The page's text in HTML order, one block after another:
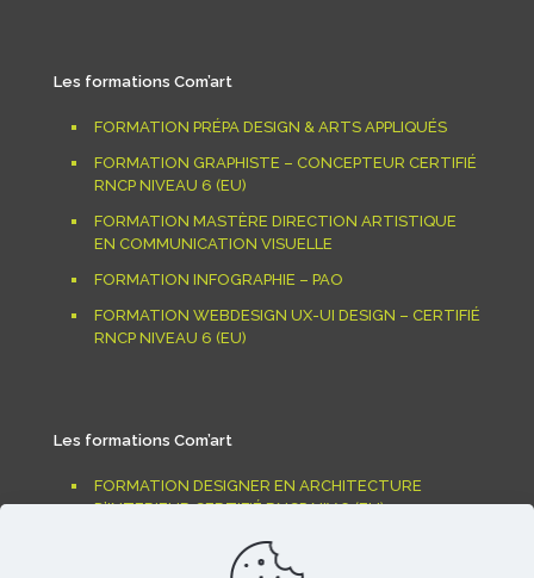
Les formations Com’art
FORMATION PRÉPA DESIGN & ARTS APPLIQUÉS
FORMATION GRAPHISTE – CONCEPTEUR CERTIFIÉ
RNCP NIVEAU 6 (EU)
FORMATION MASTÈRE DIRECTION ARTISTIQUE
EN COMMUNICATION VISUELLE
FORMATION INFOGRAPHIE – PAO
FORMATION WEBDESIGN UX-UI DESIGN – CERTIFIÉ
RNCP NIVEAU 6 (EU)
Les formations Com’art
FORMATION DESIGNER EN ARCHITECTURE
D’INTERIEUR CERTIFIÉ RNCP NIV.6 (EU)
FORMATION ARCHITECTE D’INTÉRIEUR –
DESIGNER D’ESPACE CERTIFIÉ RNCP NIV.7 (EU)